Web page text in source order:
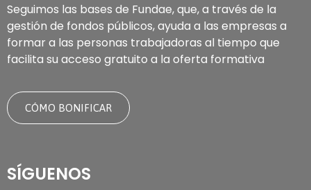
Seguimos las bases de Fundae, que, a través de la
gestión de fondos públicos, ayuda a las empresas a
formar a las personas trabajadoras al tiempo que
facilita su acceso gratuito a la oferta formativa
CÓMO BONIFICAR
SÍGUENOS